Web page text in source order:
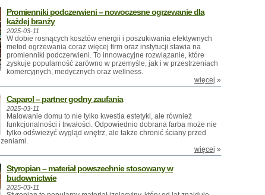
Promienniki podczerwieni – nowoczesne ogrzewanie dla
każdej branży
2025-03-11
W dobie rosnących kosztów energii i poszukiwania efektywnych
metod ogrzewania coraz więcej firm oraz instytucji stawia na
promienniki podczerwieni. To innowacyjne rozwiązanie, które
zyskuje popularność zarówno w przemyśle, jak i w przestrzeniach
komercyjnych, medycznych oraz wellness.
więcej »
Caparol – partner godny zaufania
2025-03-11
Malowanie domu to nie tylko kwestia estetyki, ale również
funkcjonalności i trwałości. Odpowiednio dobrana farba może nie
tylko odświeżyć wygląd wnętrz, ale także chronić ściany przed
więcej »
Styropian – materiał powszechnie stosowany w
budownictwie
2025-03-11